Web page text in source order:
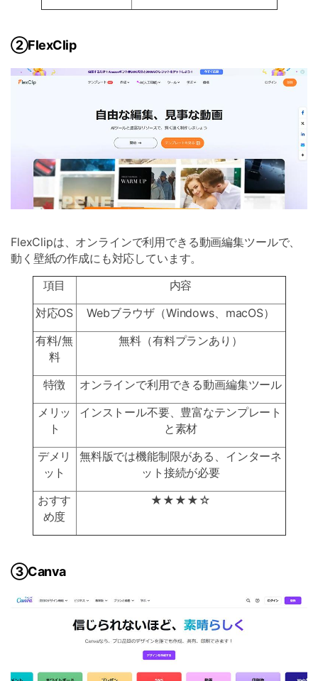
②FlexClip
FlexClipは、オンラインで利用できる動画編集ツールで、
動く壁紙の作成にも対応しています。
項目
内容
対応OS
Webブラウザ（Windows、macOS）
有料/無
料
無料（有料プランあり）
特徴
オンラインで利用できる動画編集ツール
メリッ
ト
インストール不要、豊富なテンプレート
と素材
デメリ
ット
無料版では機能制限がある、インターネ
ット接続が必要
おすす
め度
★★★★☆
③Canva